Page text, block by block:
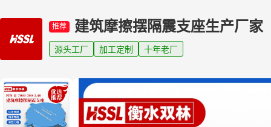
推荐 建筑摩擦摆隔震支座生产厂家
源头工厂 加工定制 十年老厂